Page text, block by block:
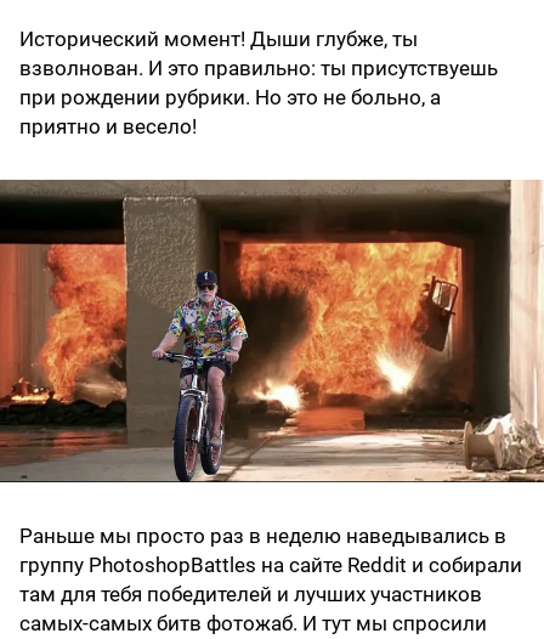
Исторический момент! Дыши глубже, ты
взволнован. И это правильно: ты присутствуешь
при рождении рубрики. Но это не больно, а
приятно и весело!
Раньше мы просто раз в неделю наведывались в
группу PhotoshopBattles на сайте Reddit и собирали
там для тебя победителей и лучших участников
самых-самых битв фотожаб. И тут мы спросили